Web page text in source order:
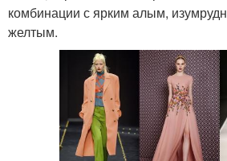
комбинации с ярким алым,
желтым.